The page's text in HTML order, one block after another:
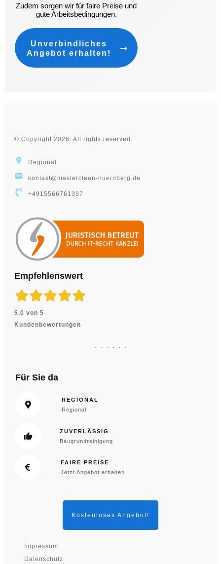
Zudem sorgen wir für faire Preise und
gute Arbeitsbedingungen.
Unverbindliches
Angebot erhalten!
© Copyright 2026 . All rights reserved.
Regional
kontakt@masterclean-nuernberg.de
+4915566761397
Empfehlenswert
5,0 von 5
Kundenbewertungen
Für Sie da
REGIONAL
Regional
ZUVERLÄSSIG
Baugrundreinigung
FAIRE PREISE
Jetzt Angebot erhalten
Kostenloses Angebot!
Impressum
Datenschutz